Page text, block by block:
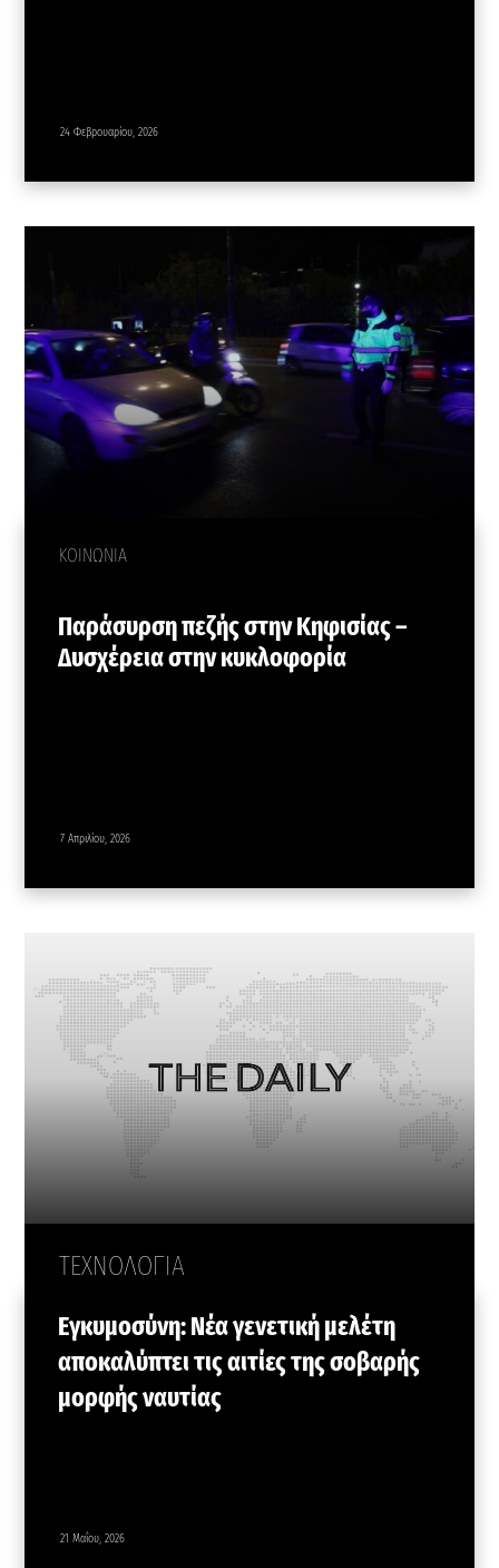
24 Φεβρουαρίου, 2026
ΚΟΙΝΩΝΙΑ
Παράσυρση πεζής στην Κηφισίας –
Δυσχέρεια στην κυκλοφορία
7 Απριλίου, 2026
ΤΕΧΝΟΛΟΓΙΑ
Εγκυμοσύνη: Νέα γενετική μελέτη
αποκαλύπτει τις αιτίες της σοβαρής
μορφής ναυτίας
21 Μαΐου, 2026